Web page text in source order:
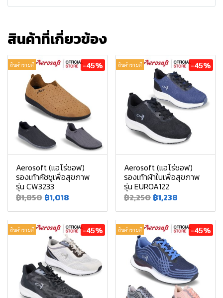
สินค้าที่เกี่ยวข้อง
สินค้าขายดี -45%
Aerosoft (แอโร่ซอฟ)
รองเท้าคัชชูเพื่อสุขภาพ
รุ่น CW3233
฿1,850 ฿1,018
สินค้าขายดี -45%
Aerosoft (แอโร่ซอฟ)
รองเท้าผ้าใบเพื่อสุขภาพ
รุ่น EUROA122
฿2,250 ฿1,238
สินค้าขายดี -45% สินค้าขายดี -45%